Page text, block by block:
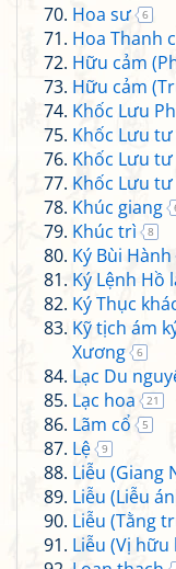
Hoa sư 6
Hoa Thanh
Hữu cảm
Hữu cảm
Khốc Lưu
Khốc Lưu tư
Khốc Lưu
Khốc Lưu
Khúc giang
Khúc trì 8
Ký Bùi Hành
Ký Lệnh Hồ
Ký Thục
Kỹ tịch ám
Xương
6
Lạc Du
Lạc hoa 21
Lãm cổ 5
Lệ 9
Liễu (Giang
Liễu (Liễu
Liễu (Tằng
Liễu (Vị